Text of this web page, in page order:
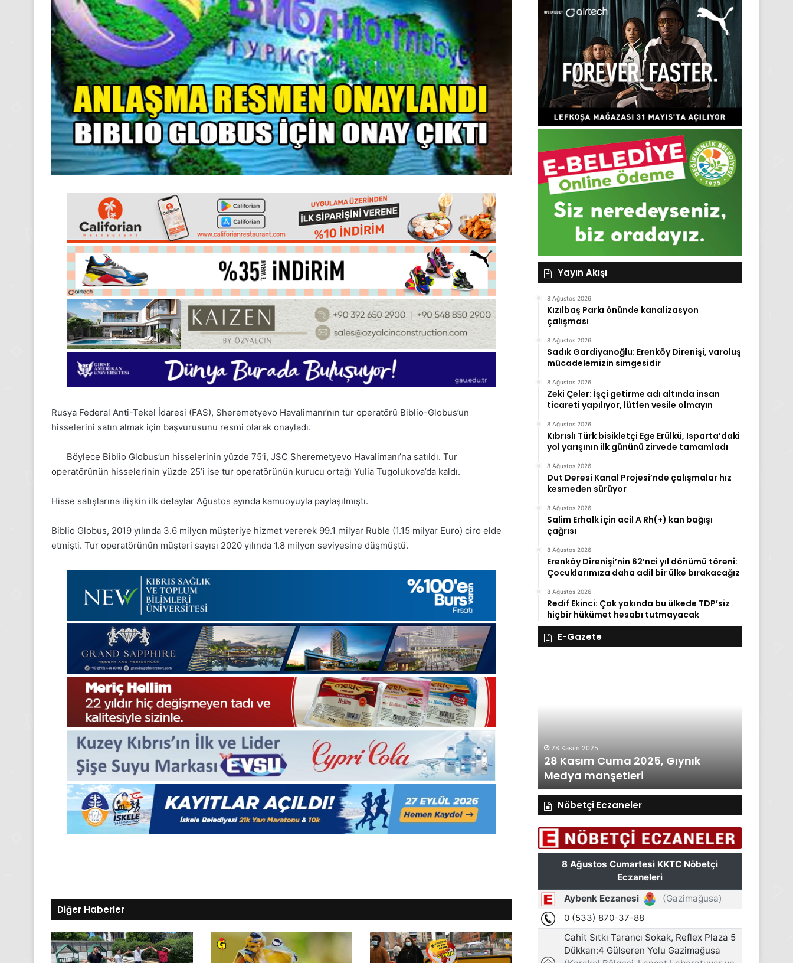
Rusya Federal Anti-Tekel İdaresi (FAS), Sheremetyevo Havalimanı’nın tur operatörü Biblio-Globus’un
hisselerini satın almak için başvurusunu resmi olarak onayladı.
Böylece Biblio Globus’un hisselerinin yüzde 75’i, JSC Sheremetyevo Havalimanı’na satıldı. Tur
operatörünün hisselerinin yüzde 25’i ise tur operatörünün kurucu ortağı Yulia Tugolukova’da kaldı.
Hisse satışlarına ilişkin ilk detaylar Ağustos ayında kamuoyuyla paylaşılmıştı.
Biblio Globus, 2019 yılında 3.6 milyon müşteriye hizmet vererek 99.1 milyar Ruble (1.15 milyar Euro) ciro elde
etmişti. Tur operatörünün müşteri sayısı 2020 yılında 1.8 milyon seviyesine düşmüştü.
Diğer Haberler
Yayın Akışı
8 Ağustos 2026
Kızılbaş Parkı önünde kanalizasyon
çalışması
8 Ağustos 2026
Sadık Gardiyanoğlu: Erenköy Direnişi, varoluş
mücadelemizin simgesidir
8 Ağustos 2026
Zeki Çeler: İşçi getirme adı altında insan
ticareti yapılıyor, lütfen vesile olmayın
8 Ağustos 2026
Kıbrıslı Türk bisikletçi Ege Erülkü, Isparta’daki
yol yarışının ilk gününü zirvede tamamladı
8 Ağustos 2026
Dut Deresi Kanal Projesi’nde çalışmalar hız
kesmeden sürüyor
8 Ağustos 2026
Salim Erhalk için acil A Rh(+) kan bağışı
çağrısı
8 Ağustos 2026
Erenköy Direnişi’nin 62’nci yıl dönümü töreni:
Çocuklarımıza daha adil bir ülke bırakacağız
8 Ağustos 2026
Redif Ekinci: Çok yakında bu ülkede TDP’siz
hiçbir hükümet hesabı tutmayacak
E-Gazete
24
Kasım
Pazartesi
2025,
Gıynık
Medya
manşetleri
24 Kasım 2025
24 Kasım Pazartesi 2025, Gıynık
Medya manşetleri
1
Aralık
Pazartesi
2025,
Gıynık
Medya
manşetleri
1 Aralık 2025
1 Aralık Pazartesi 2025, Gıynık
Medya manşetleri
28 Kasım 2025
28 Kasım Cuma 2025, Gıynık
Medya manşetleri
Nöbetçi Eczaneler